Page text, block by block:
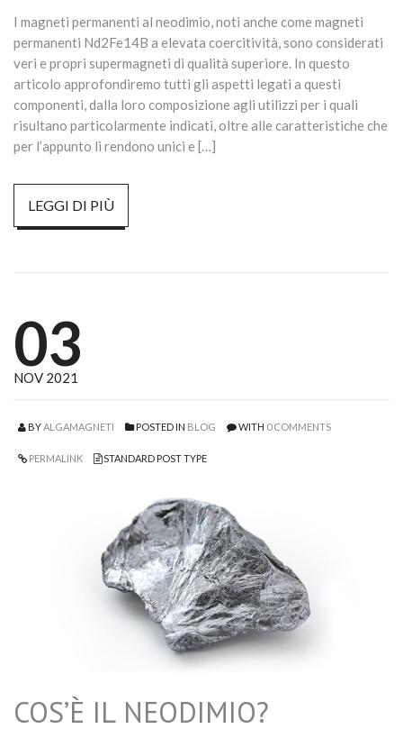
I magneti permanenti al neodimio, noti anche come magneti
permanenti Nd2Fe14B a elevata coercitività, sono considerati
veri e propri supermagneti di qualità superiore. In questo
articolo approfondiremo tutti gli aspetti legati a questi
componenti, dalla loro composizione agli utilizzi per i quali
risultano particolarmente indicati, oltre alle caratteristiche che
per l’appunto li rendono unici e […]
LEGGI DI PIÙ
03
NOV 2021
BYALGAMAGNETI POSTED IN BLOG WITH 0 COMMENTS
PERMALINK STANDARD POST TYPE
COS’È IL NEODIMIO?